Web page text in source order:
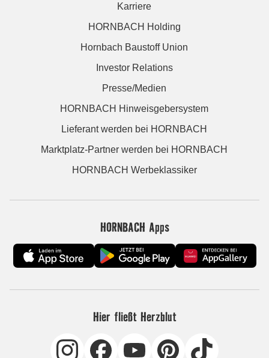
Karriere
HORNBACH Holding
Hornbach Baustoff Union
Investor Relations
Presse/Medien
HORNBACH Hinweisgebersystem
Lieferant werden bei HORNBACH
Marktplatz-Partner werden bei HORNBACH
HORNBACH Werbeklassiker
HORNBACH Apps
Hier fließt Herzblut